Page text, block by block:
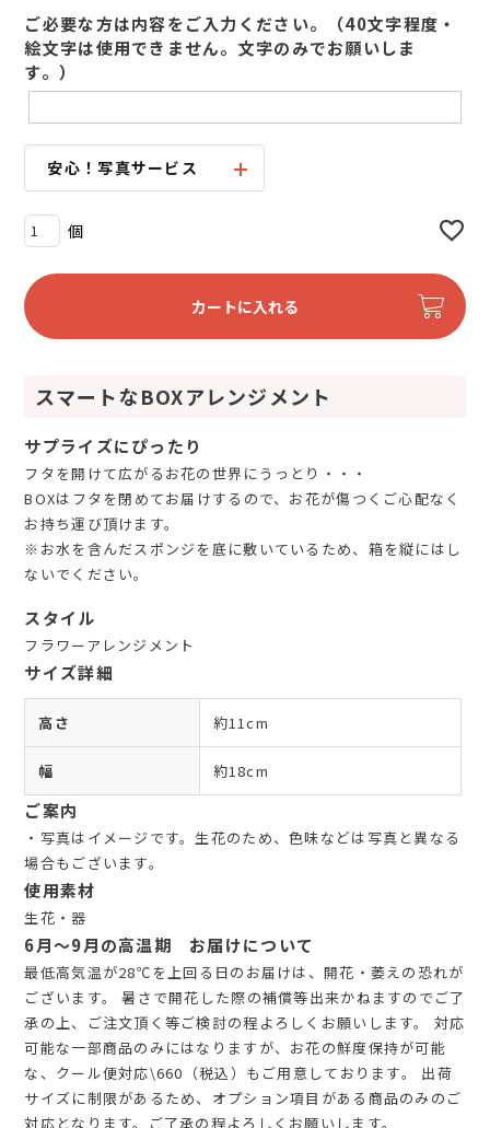
)
ご必要な方は内容をご入力ください。（40文字程度・
絵文字は使用できません。文字のみでお願いしま
す。）
安心！写真サービス
カートに入れる
スマートなBOXアレンジメント
サプライズにぴったり
フタを開けて広がるお花の世界にうっとり・・・
BOXはフタを閉めてお届けするので、お花が傷つくご心配なく
お持ち運び頂けます。
※お水を含んだスポンジを底に敷いているため、箱を縦にはし
ないでください。
スタイル
フラワーアレンジメント
サイズ詳細
高さ 約11cm
幅 約18cm
ご案内
・写真はイメージです。生花のため、色味などは写真と異なる
場合もございます。
使用素材
生花・器
6月～9月の高温期 お届けについて
最低高気温が28℃を上回る日のお届けは、開花・萎えの恐れが
ございます。 暑さで開花した際の補償等出来かねますのでご了
承の上、ご注文頂く等ご検討の程よろしくお願いします。 対応
可能な一部商品のみにはなりますが、お花の鮮度保持が可能
な、クール便対応\660（税込）もご用意しております。 出荷
サイズに制限があるため、オプション項目がある商品のみのご
対応となります。ご了承の程よろしくお願いします。